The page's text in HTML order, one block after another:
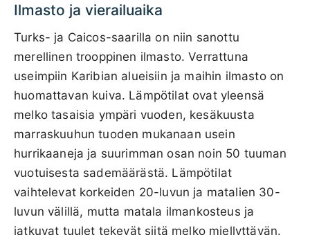
Ilmasto ja vierailuaika
Turks- ja Caicos-saarilla on niin sanottu
merellinen trooppinen ilmasto. Verrattuna
useimpiin Karibian alueisiin ja maihin ilmasto on
huomattavan kuiva. Lämpötilat ovat yleensä
melko tasaisia ympäri vuoden, kesäkuusta
marraskuuhun tuoden mukanaan usein
hurrikaaneja ja suurimman osan noin 50 tuuman
vuotuisesta sademäärästä. Lämpötilat
vaihtelevat korkeiden 20-luvun ja matalien 30-
luvun välillä, mutta matala ilmankosteus ja
jatkuvat tuulet tekevät siitä melko miellyttävän.